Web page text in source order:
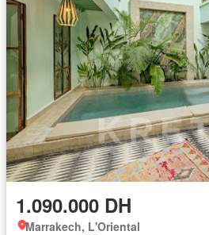
1.090.000 DH
Marrakech, L'Oriental